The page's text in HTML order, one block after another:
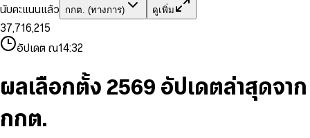
8
9
6
7
8
9
7
8
9
6
7
8
9
นับคะแนนแล้ว
กกต. (ทางการ) ดูเพิ่ม
2
3
4
5
7
8
6
7
8
9
,
6
7
8
9
0
1
2
3
5
6
8
9
5
6
7
8
,
1
2
4
6
7
9
0
1
3
5
6
8
9
4
5
7
9
อัปเดต ณ14:32
ผลเลือกตั้ง 2569 อัปเดตล่าสุดจาก
กกต.